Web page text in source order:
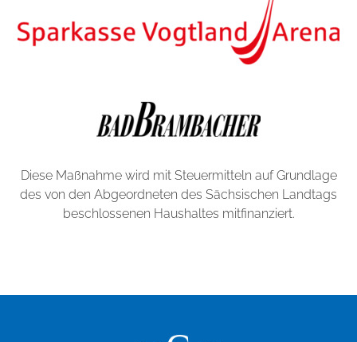
Diese Maßnahme wird mit Steuermitteln auf Grundlage
des von den Abgeordneten des Sächsischen Landtags
beschlossenen Haushaltes mitfinanziert.